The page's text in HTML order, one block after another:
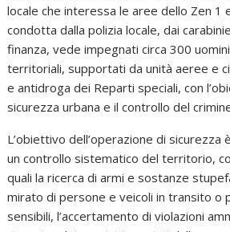
locale che interessa le aree dello Zen 1
condotta dalla polizia locale, dai
finanza, vede impegnati circa 300
territoriali, supportati da unità aeree e
e antidroga dei Reparti speciali, con
sicurezza urbana e il controllo del
L’obiettivo dell’operazione di
un controllo sistematico del territorio,
quali la ricerca di armi e sostanze
mirato di persone e veicoli in transito o
sensibili, l’accertamento di violazioni